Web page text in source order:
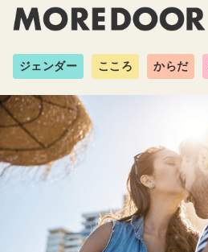
ジェンダー こころ からだ